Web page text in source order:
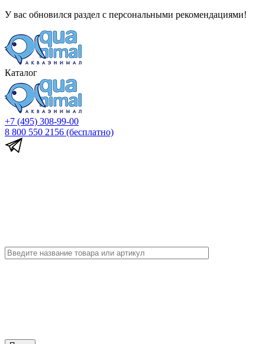
У вас обновился раздел с персональными рекомендациями!
Каталог
+7 (495) 308-99-00
8 800 550 2156 (бесплатно)